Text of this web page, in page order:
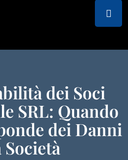
dei Soci
SRL: Quando
dei Danni
Società